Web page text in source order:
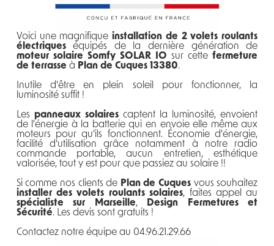
Voici une magnifiqueinstallation de 2 volets roulants
électriqueséquipés de la dernière génération de
moteur solaire Somfy SOLAR IO sur cette fermeture
de terrasse à Plan de Cuques 13380.
Inutile d'être en plein soleil pour fonctionner, la
luminosité suffit !
Les panneaux solairescaptent la luminosité, envoient
de l'énergie à la batterie qui en envoie elle même aux
moteurs pour qu'ils fonctionnent. Économie d'énergie,
facilité d'utilisation grâce notamment à notre radio
commande portable, aucun entretien, esthétique
valorisée, tout y est pour que passiez au solaire !!
Si comme nos clients de Plan de Cuques vous souhaitez
installer des volets roulants solaires, faites appel au
spécialiste sur Marseille, Design Fermetures et
Sécurité. Les devis sont gratuits !
Contactez notre équipe au 04.96.21.29.66